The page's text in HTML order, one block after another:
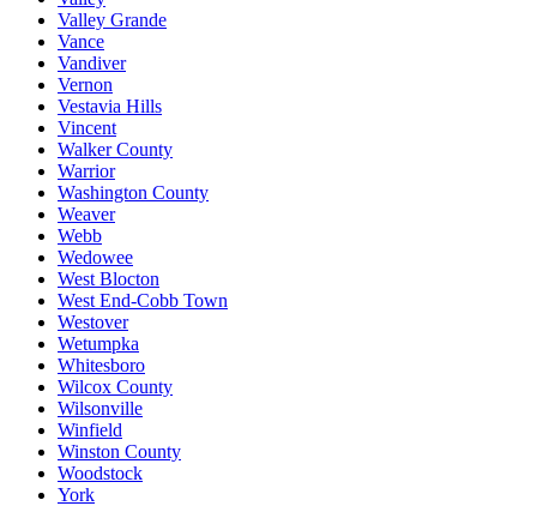
Valley Grande
Vance
Vandiver
Vernon
Vestavia Hills
Vincent
Walker County
Warrior
Washington County
Weaver
Webb
Wedowee
West Blocton
West End-Cobb Town
Westover
Wetumpka
Whitesboro
Wilcox County
Wilsonville
Winfield
Winston County
Woodstock
York